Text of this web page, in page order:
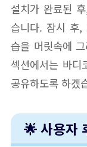
설치가 완료된
습니다. 잠시 후,
습을 머릿속에
섹션에서는 바
공유하도록 하겠
🌟 사용자